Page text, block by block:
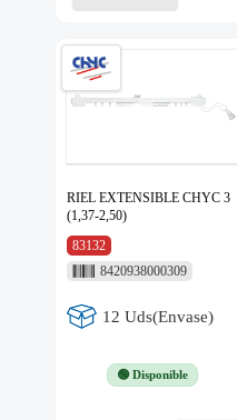
RIEL EXTENSIBLE CHYC 3
(1,37-2,50)
83132
8420938000309
12 Uds(Envase)
🟢 Disponible